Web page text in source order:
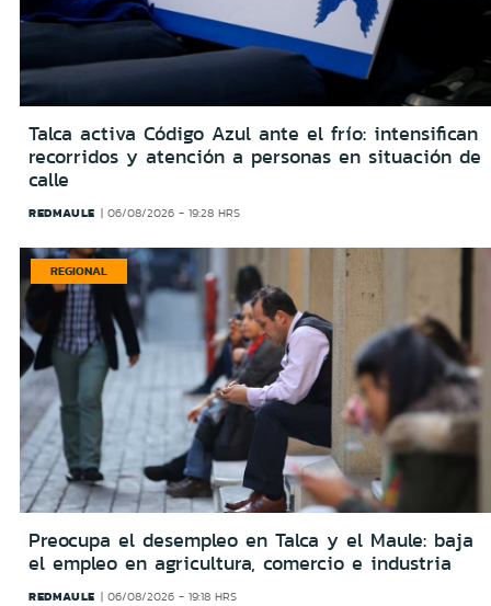
Talca activa Código Azul ante el frío: intensifican
recorridos y atención a personas en situación de
calle
REDMAULE 06/08/2026 - 19:28 HRS
REGIONAL
Preocupa el desempleo en Talca y el Maule: baja
el empleo en agricultura, comercio e industria
REDMAULE 06/08/2026 - 19:18 HRS